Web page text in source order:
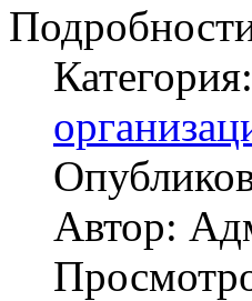
Категория:
Автор: